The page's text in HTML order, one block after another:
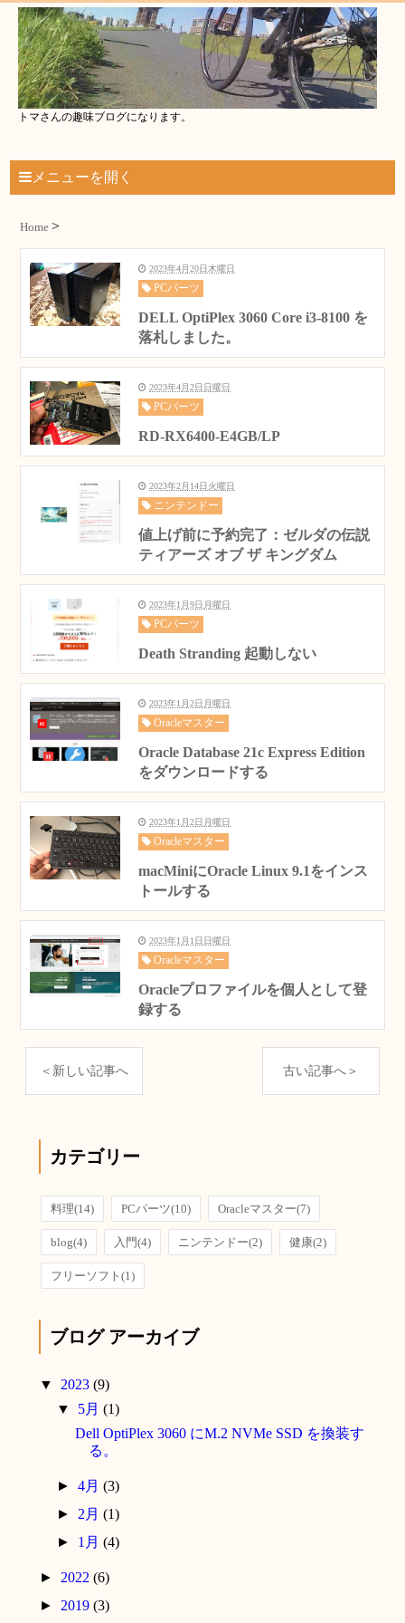
トマさんの趣味ブログになります。
メニューを開く
Home
2023年4月20日木曜日
PCパーツ
DELL OptiPlex 3060 Core i3-8100 を
落札しました。
2023年4月2日日曜日
PCパーツ
RD-RX6400-E4GB/LP
2023年2月14日火曜日
ニンテンドー
値上げ前に予約完了：ゼルダの伝説
ティアーズ オブ ザ キングダム
2023年1月9日月曜日
PCパーツ
Death Stranding 起動しない
2023年1月2日月曜日
Oracleマスター
Oracle Database 21c Express Edition
をダウンロードする
2023年1月2日月曜日
Oracleマスター
macMiniにOracle Linux 9.1をインス
トールする
2023年1月1日日曜日
Oracleマスター
Oracleプロファイルを個人として登
録する
＜新しい記事へ 古い記事へ＞
カテゴリー
料理(14) PCパーツ(10) Oracleマスター(7)
blog(4) 入門(4) ニンテンドー(2) 健康(2)
フリーソフト (1)
ブログ アーカイブ
▼ 2023 (9)
▼ 5月 (1)
Dell OptiPlex 3060 にM.2 NVMe SSD を換装す
る。
► 4月 (3)
► 2月 (1)
► 1月 (4)
► 2022 (6)
► 2019 (3)